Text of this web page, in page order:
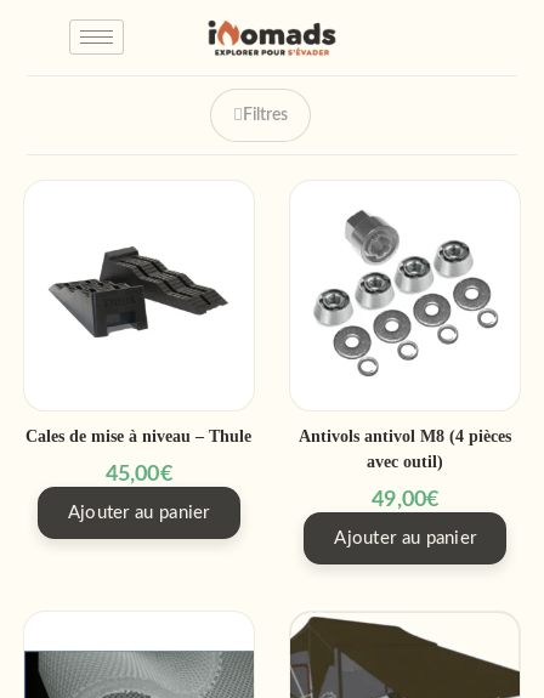
Filtres
Cales de mise à niveau – Thule
45,00€
Ajouter au panier
Antivols antivol M8 (4 pièces
avec outil)
49,00€
Ajouter au panier